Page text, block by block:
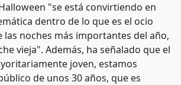
"se está convirtiendo en
dentro de lo que es el ocio
las noches más importantes del año,
vieja". Además, ha señalado que el
joven, estamos
de unos 30 años, que es